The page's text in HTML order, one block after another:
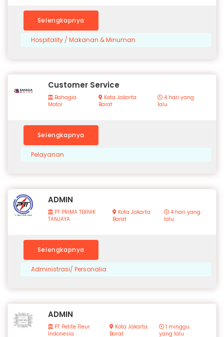
Selengkapnya
Hospitality / Makanan & Minuman
Customer Service
Bahagia
Motor
Kota Jakarta
Barat
4 hari yang
lalu
Selengkapnya
Pelayanan
ADMIN
PT PRIMA TEKNIK
TANJAYA
Kota Jakarta
Barat
4 hari yang
lalu
Selengkapnya
Administrasi/ Personalia
ADMIN
PT Petite Fleur
Indonesia
Kota Jakarta
Barat
1 minggu
yang lalu